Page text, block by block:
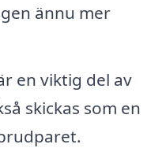
ännu mer
en viktig del av
skickas som en